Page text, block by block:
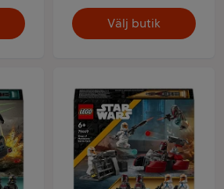
Välj butik